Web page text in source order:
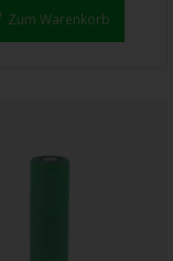
Zum Warenkorb